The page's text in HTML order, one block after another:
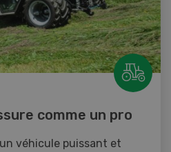
comme un pro
véhicule puissant et